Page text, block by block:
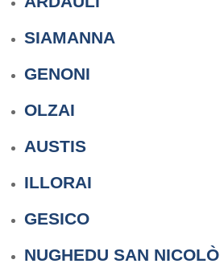
SIAMANNA
GENONI
OLZAI
AUSTIS
ILLORAI
GESICO
NUGHEDU SAN NICOLÒ